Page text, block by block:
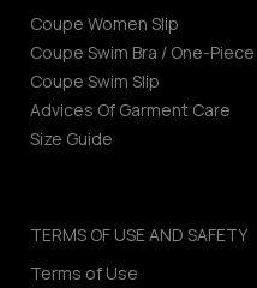
Coupe Women Slip
Coupe Swim Bra / One-Piece
Coupe Swim Slip
Advices Of Garment Care
Size Guide
TERMS OF USE AND SAFETY
Terms of Use